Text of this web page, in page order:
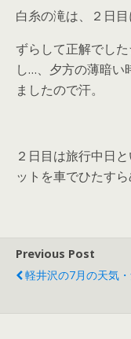
白糸の滝は、２日目
ずらして正解でし
し…、夕方の薄暗
ましたので汗。
２日目は旅行中日
ットを車でひたすら
Previous Post
軽井沢の7月の天気